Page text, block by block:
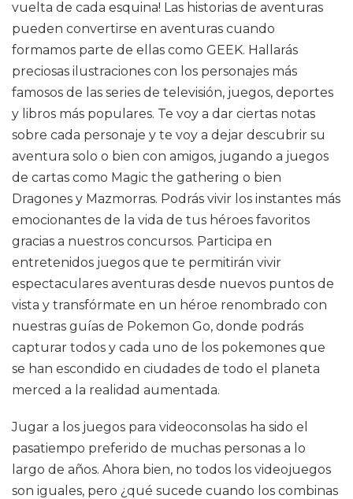
vuelta de cada esquina! Las historias de aventuras
pueden convertirse en aventuras cuando
formamos parte de ellas como GEEK. Hallarás
preciosas ilustraciones con los personajes más
famosos de las series de televisión, juegos, deportes
y libros más populares. Te voy a dar ciertas notas
sobre cada personaje y te voy a dejar descubrir su
aventura solo o bien con amigos, jugando a juegos
de cartas como Magic the gathering o bien
Dragones y Mazmorras. Podrás vivir los instantes más
emocionantes de la vida de tus héroes favoritos
gracias a nuestros concursos. Participa en
entretenidos juegos que te permitirán vivir
espectaculares aventuras desde nuevos puntos de
vista y transfórmate en un héroe renombrado con
nuestras guías de Pokemon Go, donde podrás
capturar todos y cada uno de los pokemones que
se han escondido en ciudades de todo el planeta
merced a la realidad aumentada.
Jugar a los juegos para videoconsolas ha sido el
pasatiempo preferido de muchas personas a lo
largo de años. Ahora bien, no todos los videojuegos
son iguales, pero ¿qué sucede cuando los combinas